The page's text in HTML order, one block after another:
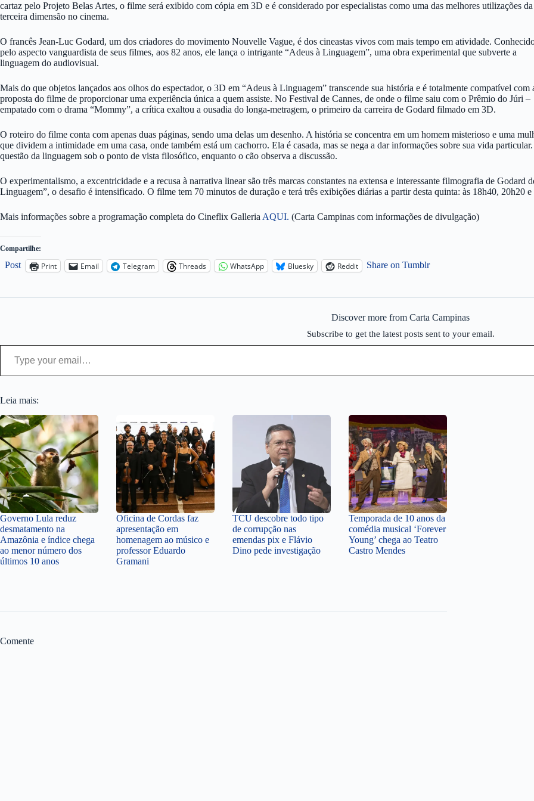
cartaz pelo Projeto Belas Artes, o filme será exibido com cópia em 3D e é considerado por especialistas como uma das melhores utilizações da
terceira dimensão no cinema.
O francês Jean-Luc Godard, um dos criadores do movimento Nouvelle Vague, é dos cineastas vivos com mais tempo em atividade.
pelo aspecto vanguardista de seus filmes, aos 82 anos, ele lança o intrigante “Adeus à Linguagem”, uma obra experimental que subverte a
linguagem do audiovisual.
Mais do que objetos lançados aos olhos do espectador, o 3D em “Adeus à Linguagem” transcende sua história e é totalmente compatível com
proposta do filme de proporcionar uma experiência única a quem assiste. No Festival de Cannes, de onde o filme saiu com o Prêmio do Júri –
empatado com o drama “Mommy”, a crítica exaltou a ousadia do longa-metragem, o primeiro da carreira de Godard filmado em 3D.
O roteiro do filme conta com apenas duas páginas, sendo uma delas um desenho. A história se concentra em um homem misterioso e uma
que dividem a intimidade em uma casa, onde também está um cachorro. Ela é casada, mas se nega a dar informações sobre sua vida
questão da linguagem sob o ponto de vista filosófico, enquanto o cão observa a discussão.
O experimentalismo, a excentricidade e a recusa à narrativa linear são três marcas constantes na extensa e interessante filmografia de
Linguagem”, o desafio é intensificado. O filme tem 70 minutos de duração e terá três exibições diárias a partir desta quinta: às 18h40, 20h20 e
Mais informações sobre a programação completa do Cineflix Galleria AQUI. (Carta Campinas com informações de divulgação)
Compartilhe:
Post Print Email Telegram Threads WhatsApp Bluesky Reddit Share on Tumblr
Discover more from Carta Campinas
Subscribe to get the latest posts sent to your email.
Type your email…
Leia mais:
Governo Lula reduz
desmatamento na
Amazônia e índice chega
ao menor número dos
últimos 10 anos
Oficina de Cordas faz
apresentação em
homenagem ao músico e
professor Eduardo
Gramani
TCU descobre todo tipo
de corrupção nas
emendas pix e Flávio
Dino pede investigação
Temporada de 10 anos da
comédia musical ‘Forever
Young’ chega ao Teatro
Castro Mendes
Comente